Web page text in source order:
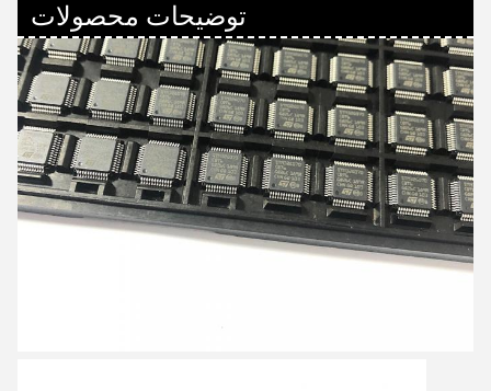
توضیحات محصولات